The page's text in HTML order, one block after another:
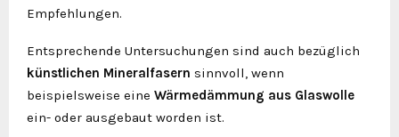
Empfehlungen.
Entsprechende Untersuchungen sind auch bezüglich
künstlichen Mineralfasern sinnvoll, wenn
beispielsweise eine Wärmedämmung aus Glaswolle
ein- oder ausgebaut worden ist.